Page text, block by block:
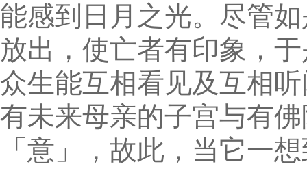
能感到日月之光。尽管
放出，使亡者有印象，
众生能互相看见及互相
有未来母亲的子宫与有
「意」，故此，当它一